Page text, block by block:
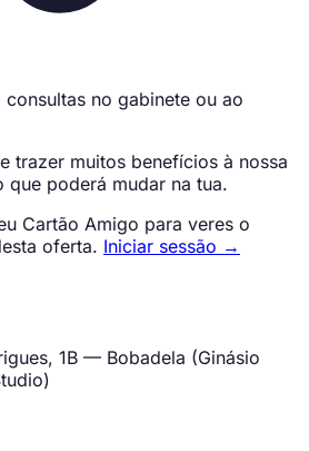
no gabinete ou ao
trazer muitos benefícios à nossa
poderá mudar na tua.
Cartão Amigo para veres o
oferta. Iniciar sessão →
1B — Bobadela (Ginásio